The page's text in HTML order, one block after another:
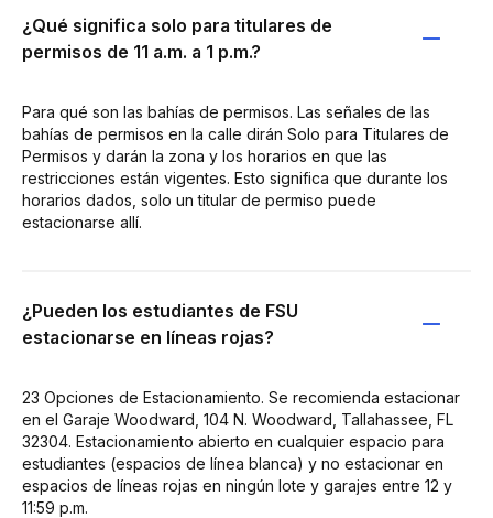
¿Qué significa solo para titulares de
permisos de 11 a.m. a 1 p.m.?
Para qué son las bahías de permisos. Las señales de las
bahías de permisos en la calle dirán Solo para Titulares de
Permisos y darán la zona y los horarios en que las
restricciones están vigentes. Esto significa que durante los
horarios dados, solo un titular de permiso puede
estacionarse allí.
¿Pueden los estudiantes de FSU
estacionarse en líneas rojas?
23 Opciones de Estacionamiento. Se recomienda estacionar
en el Garaje Woodward, 104 N. Woodward, Tallahassee, FL
32304. Estacionamiento abierto en cualquier espacio para
estudiantes (espacios de línea blanca) y no estacionar en
espacios de líneas rojas en ningún lote y garajes entre 12 y
11:59 p.m.